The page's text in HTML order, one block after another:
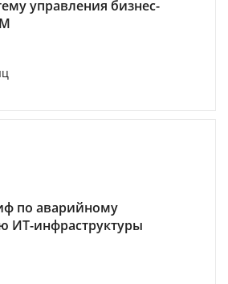
управления бизнес-
по аварийному
ИТ-инфраструктуры